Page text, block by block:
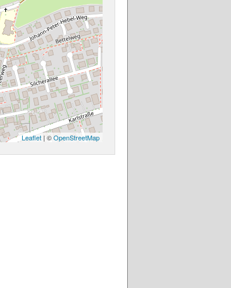
Leaflet | ©OpenStreetMap